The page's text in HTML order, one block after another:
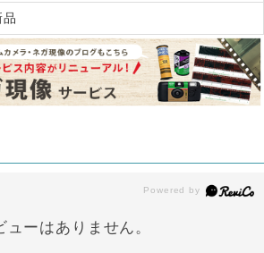
品
ューはありません。